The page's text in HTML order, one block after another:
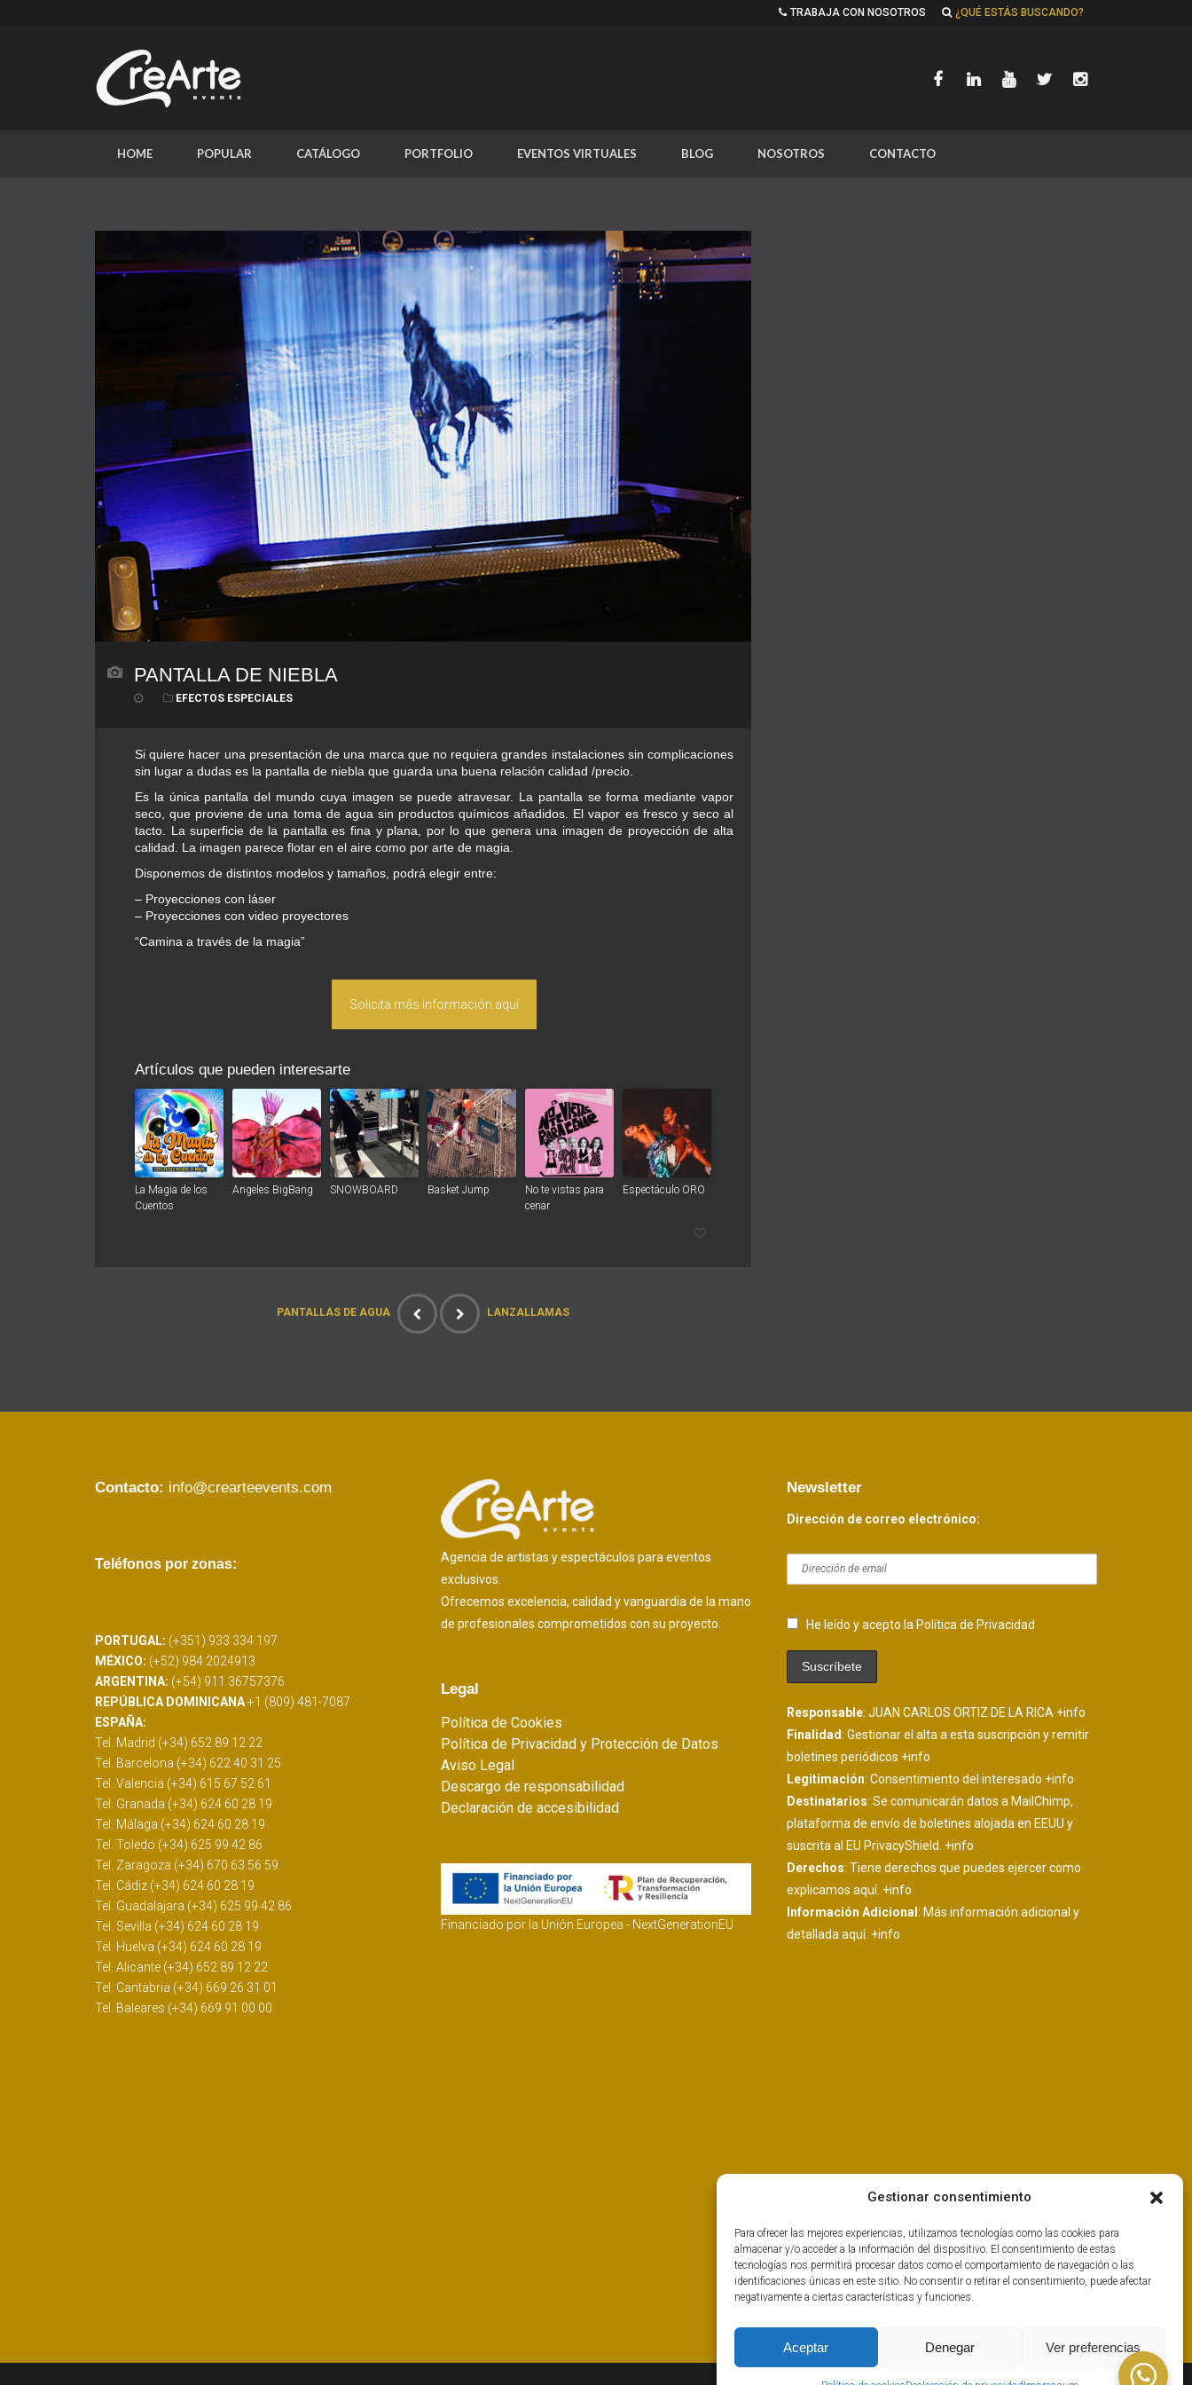
Gestionar consentimiento
Para ofrecer las mejores experiencias, utilizamos tecnologías como las cookies para
almacenar y/o acceder a la información del dispositivo. El consentimiento de estas
tecnologías nos permitirá procesar datos como el comportamiento de navegación o las
identificaciones únicas en este sitio. No consentir o retirar el consentimiento, puede afectar
negativamente a ciertas características y funciones.
Aceptar Denegar Ver preferencias
TRABAJA CON NOSOTROS ¿QUÉ ESTÁS BUSCANDO?
HOME POPULAR CATÁLOGO PORTFOLIO EVENTOS VIRTUALES BLOG NOSOTROS CONTACTO
PANTALLA DE NIEBLA
EFECTOS ESPECIALES
Si quiere hacer una presentación de una marca que no requiera grandes instalaciones sin complicaciones
sin lugar a dudas es la pantalla de niebla que guarda una buena relación calidad /precio.
Es la única pantalla del mundo cuya imagen se puede atravesar. La pantalla se forma mediante vapor
seco, que proviene de una toma de agua sin productos químicos añadidos. El vapor es fresco y seco al
tacto. La superficie de la pantalla es fina y plana, por lo que genera una imagen de proyección de alta
calidad. La imagen parece flotar en el aire como por arte de magia.
Disponemos de distintos modelos y tamaños, podrá elegir entre:
– Proyecciones con láser
– Proyecciones con video proyectores
“Camina a través de la magia”
Solicita más información aquí
Artículos que pueden interesarte
La Magia de los
Cuentos
Angeles BigBang SNOWBOARD Basket Jump
No te vistas para
cenar
Espectáculo ORO
PANTALLAS DE AGUA LANZALLAMAS
Contacto: info@crearteevents.com
Teléfonos por zonas:
PORTUGAL: (+351) 933 334 197
MÉXICO: (+52) 984 2024913
ARGENTINA: (+54) 911 36757376
REPÚBLICA DOMINICANA+1 (809) 481-7087
ESPAÑA:
Tel. Madrid (+34) 652 89 12 22
Tel. Barcelona (+34) 622 40 31 25
Tel. Valencia (+34) 615 67 52 61
Tel. Granada (+34) 624 60 28 19
Tel. Málaga (+34) 624 60 28 19
Tel. Toledo (+34) 625 99 42 86
Tel. Zaragoza (+34) 670 63 56 59
Tel. Cádiz (+34) 624 60 28 19
Tel. Guadalajara (+34) 625 99 42 86
Tel. Sevilla (+34) 624 60 28 19
Tel. Huelva (+34) 624 60 28 19
Tel. Alicante (+34) 652 89 12 22
Tel. Cantabria (+34) 669 26 31 01
Tel. Baleares (+34) 669 91 00 00
Agencia de artistas y espectáculos para eventos
exclusivos.
Ofrecemos excelencia, calidad y vanguardia de la mano
de profesionales comprometidos con su proyecto.
Legal
Política de Cookies
Política de Privacidad y Protección de Datos
Aviso Legal
Descargo de responsabilidad
Declaración de accesibilidad
Financiado por la Unión Europea - NextGenerationEU
Newsletter
Dirección de correo electrónico:
He leído y acepto la Política de Privacidad
Responsable: JUAN CARLOS ORTIZ DE LA RICA +info
Finalidad: Gestionar el alta a esta suscripción y remitir
boletines periódicos +info
Legitimación: Consentimiento del interesado +info
Destinatarios: Se comunicarán datos a MailChimp,
plataforma de envío de boletines alojada en EEUU y
suscrita al EU PrivacyShield. +info
Derechos: Tiene derechos que puedes ejercer como
explicamos aquí. +info
Información Adicional: Más información adicional y
detallada aquí. +info